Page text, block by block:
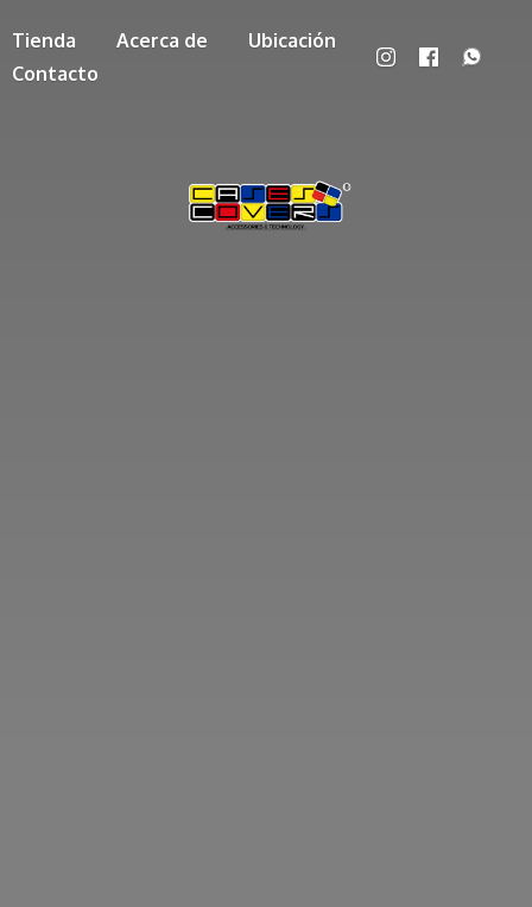
Tienda Acerca de
Ubicación
Contacto